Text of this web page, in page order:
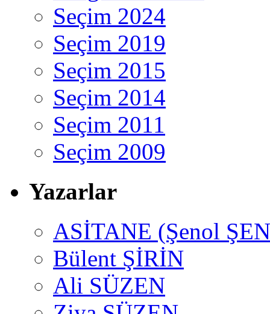
Seçim 2024
Seçim 2019
Seçim 2015
Seçim 2014
Seçim 2011
Seçim 2009
Yazarlar
ASİTANE (Şenol
Bülent ŞİRİN
Ali SÜZEN